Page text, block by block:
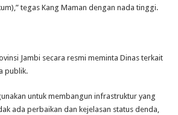
tegas Kang Maman dengan nada tinggi.
Jambi secara resmi meminta Dinas terkait
publik.
untuk membangun infrastruktur yang
ada perbaikan dan kejelasan status denda,